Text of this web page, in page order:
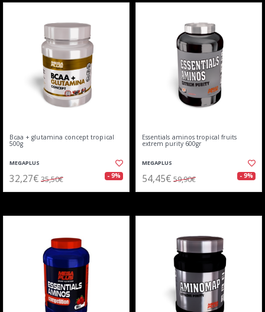
Bcaa + glutamina concept tropical
500g
MEGAPLUS
32,27€ 35,50€ - 9%
Essentials aminos tropical fruits
extrem purity 600gr
MEGAPLUS
54,45€ 59,90€ - 9%